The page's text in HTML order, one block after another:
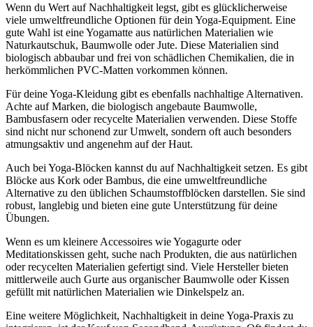
Wenn du Wert auf Nachhaltigkeit legst, gibt es glücklicherweise
viele umweltfreundliche Optionen für dein Yoga-Equipment. Eine
gute Wahl ist eine Yogamatte aus natürlichen Materialien wie
Naturkautschuk, Baumwolle oder Jute. Diese Materialien sind
biologisch abbaubar und frei von schädlichen Chemikalien, die in
herkömmlichen PVC-Matten vorkommen können.
Für deine Yoga-Kleidung gibt es ebenfalls nachhaltige Alternativen.
Achte auf Marken, die biologisch angebaute Baumwolle,
Bambusfasern oder recycelte Materialien verwenden. Diese Stoffe
sind nicht nur schonend zur Umwelt, sondern oft auch besonders
atmungsaktiv und angenehm auf der Haut.
Auch bei Yoga-Blöcken kannst du auf Nachhaltigkeit setzen. Es gibt
Blöcke aus Kork oder Bambus, die eine umweltfreundliche
Alternative zu den üblichen Schaumstoffblöcken darstellen. Sie sind
robust, langlebig und bieten eine gute Unterstützung für deine
Übungen.
Wenn es um kleinere Accessoires wie Yogagurte oder
Meditationskissen geht, suche nach Produkten, die aus natürlichen
oder recycelten Materialien gefertigt sind. Viele Hersteller bieten
mittlerweile auch Gurte aus organischer Baumwolle oder Kissen
gefüllt mit natürlichen Materialien wie Dinkelspelz an.
Eine weitere Möglichkeit, Nachhaltigkeit in deine Yoga-Praxis zu